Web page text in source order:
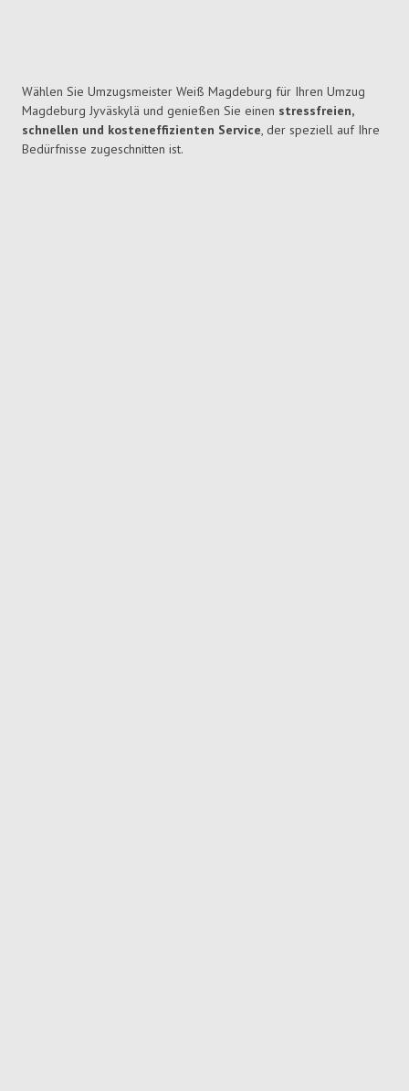
Wählen Sie Umzugsmeister Weiß Magdeburg für Ihren Umzug
Magdeburg Jyväskylä und genießen Sie einen stressfreien,
schnellen und kosteneffizienten Service, der speziell auf Ihre
Bedürfnisse zugeschnitten ist.